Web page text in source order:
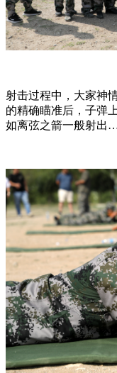
射击过程中，大家神
的精确瞄准后，子弹
如离弦之箭一般射出